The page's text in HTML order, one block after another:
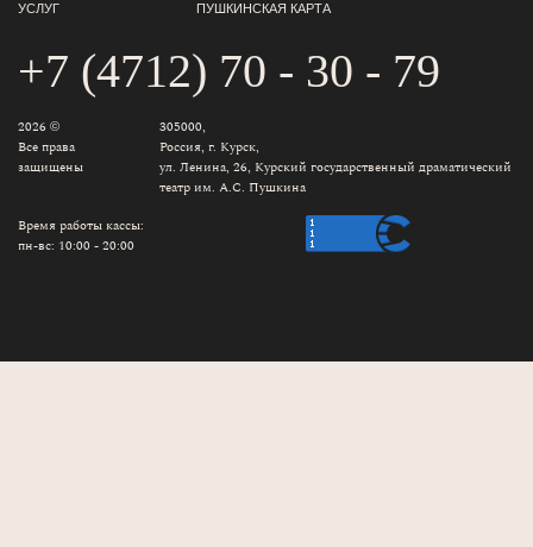
УСЛУГ
ПУШКИНСКАЯ КАРТА
+7 (4712) 70 - 30 - 79
2026 ©
Все права
защищены
305000,
Россия, г. Курск,
ул. Ленина, 26, Курский государственный драматический
театр им. А.С. Пушкина
Время работы кассы:
пн-вс: 10:00 - 20:00